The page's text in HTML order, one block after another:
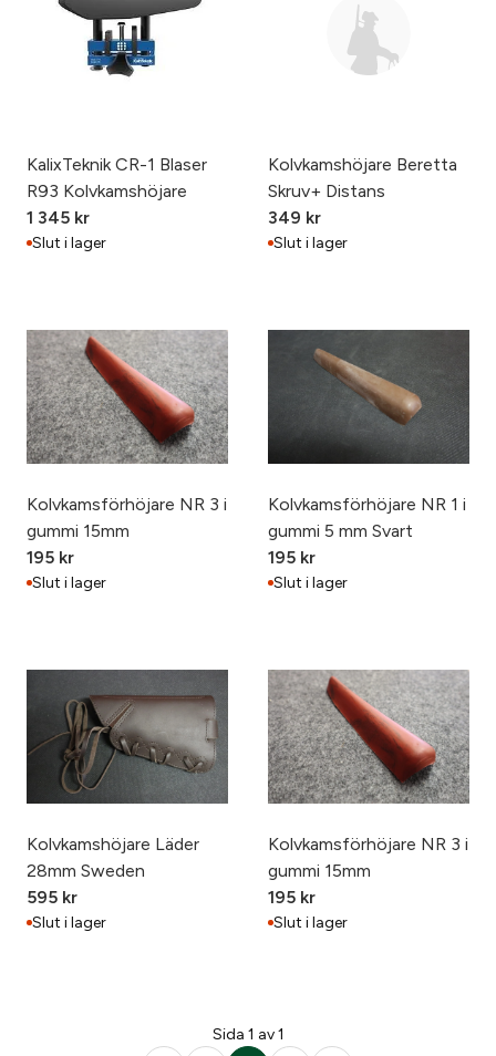
KalixTeknik CR-1 Blaser
R93 Kolvkamshöjare
1 345 kr
Slut i lager
Kolvkamshöjare Beretta
Skruv+ Distans
349 kr
Slut i lager
Kolvkamsförhöjare NR 3 i
gummi 15mm
195 kr
Slut i lager
Kolvkamsförhöjare NR 1 i
gummi 5 mm Svart
195 kr
Slut i lager
Kolvkamshöjare Läder
28mm Sweden
595 kr
Slut i lager
Kolvkamsförhöjare NR 3 i
gummi 15mm
195 kr
Slut i lager
Sida 1 av 1